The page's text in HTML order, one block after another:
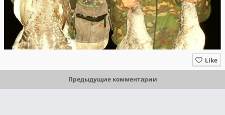
Like
Предыдущие комментарии